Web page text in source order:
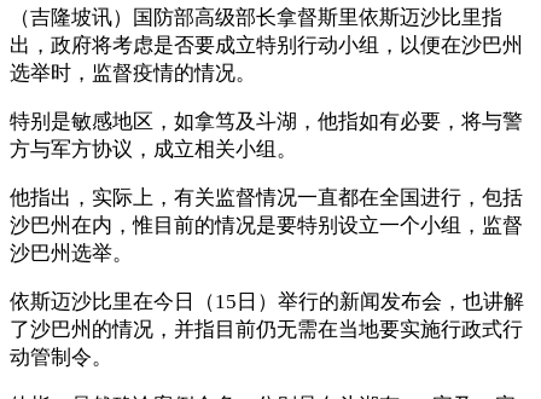
（吉隆坡讯）国防部高级部长拿督斯里依斯迈沙比里指
出，政府将考虑是否要成立特别行动小组，以便在沙巴州
选举时，监督疫情的情况。
特别是敏感地区，如拿笃及斗湖，他指如有必要，将与警
方与军方协议，成立相关小组。
他指出，实际上，有关监督情况一直都在全国进行，包括
沙巴州在内，惟目前的情况是要特别设立一个小组，监督
沙巴州选举。
依斯迈沙比里在今日（15日）举行的新闻发布会，也讲解
了沙巴州的情况，并指目前仍无需在当地要实施行政式行
动管制令。